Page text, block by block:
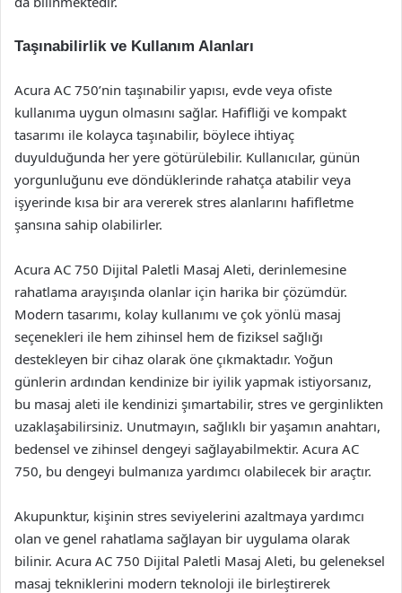
Taşınabilirlik ve Kullanım Alanları
Acura AC 750’nin taşınabilir yapısı, evde veya ofiste
kullanıma uygun olmasını sağlar. Hafifliği ve kompakt
tasarımı ile kolayca taşınabilir, böylece ihtiyaç
duyulduğunda her yere götürülebilir. Kullanıcılar, günün
yorgunluğunu eve döndüklerinde rahatça atabilir veya
işyerinde kısa bir ara vererek stres alanlarını hafifletme
şansına sahip olabilirler.
Acura AC 750 Dijital Paletli Masaj Aleti, derinlemesine
rahatlama arayışında olanlar için harika bir çözümdür.
Modern tasarımı, kolay kullanımı ve çok yönlü masaj
seçenekleri ile hem zihinsel hem de fiziksel sağlığı
destekleyen bir cihaz olarak öne çıkmaktadır. Yoğun
günlerin ardından kendinize bir iyilik yapmak istiyorsanız,
bu masaj aleti ile kendinizi şımartabilir, stres ve gerginlikten
uzaklaşabilirsiniz. Unutmayın, sağlıklı bir yaşamın anahtarı,
bedensel ve zihinsel dengeyi sağlayabilmektir. Acura AC
750, bu dengeyi bulmanıza yardımcı olabilecek bir araçtır.
Akupunktur, kişinin stres seviyelerini azaltmaya yardımcı
olan ve genel rahatlama sağlayan bir uygulama olarak
bilinir. Acura AC 750 Dijital Paletli Masaj Aleti, bu geleneksel
masaj tekniklerini modern teknoloji ile birleştirerek